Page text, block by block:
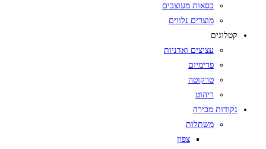
כסאות מעוצבים
מוצרים נלווים
קטלוגים
עציצים ואדניות
פרימיום
טרקוטה
ריהוט
נקודות מכירה
משתלות
צפון